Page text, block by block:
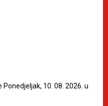
Ponedjeljak, 10. 08. 2026. u